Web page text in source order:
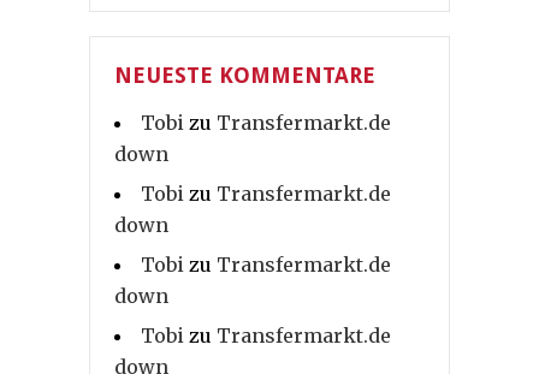
NEUESTE KOMMENTARE
Tobi zu Transfermarkt.de
down
Tobi zu Transfermarkt.de
down
Tobi zu Transfermarkt.de
down
Tobi zu Transfermarkt.de
down